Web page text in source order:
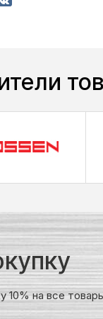
10% на все